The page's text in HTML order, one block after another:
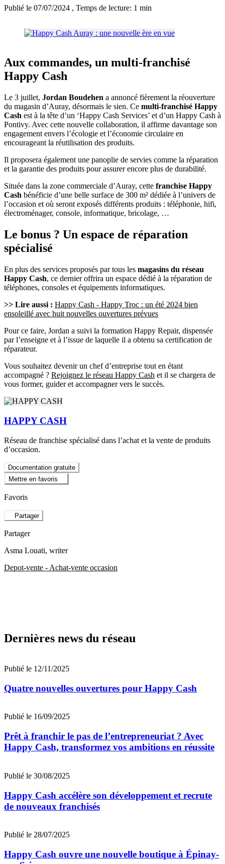
Publié le 07/07/2024 , Temps de lecture: 1 min
Aux commandes, un multi-franchisé
Happy Cash
Le 3 juillet, Jordan Boudehen a annoncé fièrement la réouverture
du magasin d’Auray, désormais le sien. Ce multi-franchisé Happy
Cash est à la tête d’un ‘Happy Cash Services’ et d’un Happy Cash à
Pontivy. Avec cette nouvelle collaboration, il affirme davantage son
engagement envers l’écologie et l’économie circulaire en
encourageant la réutilisation des produits.
Il proposera également une panoplie de servies comme la réparation
et la garantie des produits pour assurer encore plus de durabilité.
Située dans la zone commerciale d’Auray, cette franchise Happy
Cash bénéficie d’une belle surface de 300 m² dédiée à l’univers de
l’occasion et où seront exposés différents produits : téléphonie, hifi,
électroménager, console, informatique, bricolage, …
Le bonus ? Un espace de réparation
spécialisé
En plus des services proposés par tous les magasins du réseau
Happy Cash, ce dernier offrira un espace dédié à la réparation de
téléphones, consoles et équipements informatiques.
>> Lire aussi : Happy Cash - Happy Troc : un été 2024 bien
ensoleillé avec huit nouvelles ouvertures prévues
Pour ce faire, Jordan a suivi la formation Happy Repair, dispensée
par l’enseigne et à l’issue de laquelle il a obtenu sa certification de
réparateur.
Vous souhaitez devenir un chef d’entreprise tout en étant
accompagné ? Rejoignez le réseau Happy Cash et il se chargera de
vous former, guider et accompagner vers le succès.
HAPPY CASH
Réseau de franchise spécialisé dans l’achat et la vente de produits
d’occasion.
Documentation gratuite
Mettre en favoris
Favoris
Partager
Partager
Asma Louati, writer
Depot-vente - Achat-vente occasion
Dernières news du réseau
Publié le 12/11/2025
Quatre nouvelles ouvertures pour Happy Cash
Publié le 16/09/2025
Prêt à franchir le pas de l’entrepreneuriat ? Avec
Happy Cash, transformez vos ambitions en réussite
Publié le 30/08/2025
Happy Cash accélère son développement et recrute
de nouveaux franchisés
Publié le 28/07/2025
Happy Cash ouvre une nouvelle boutique à Épinay-